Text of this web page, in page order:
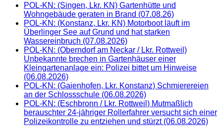
POL-KN: (Singen, Lkr. KN) Gartenhütte und
Wohngebäude geraten in Brand (07.08.26)
POL-KN: (Konstanz, Lkr. KN) Motorboot läuft im
Überlinger See auf Grund und hat starken
Wassereinbruch (07.08.2026)
POL-KN: (Oberndorf am Neckar / Lkr. Rottweil)
Unbekannte brechen in Gartenhäuser einer
Kleingartenanlage ein: Polizei bittet um Hinweise
(06.08.2026)
POL-KN: (Gaienhofen, Lkr. Konstanz) Schmierereien
an der Schlossschule (06.08.2026)
POL-KN: (Eschbronn / Lkr. Rottweil) Mutmaßlich
berauschter 24-jähriger Rollerfahrer versucht sich einer
Polizeikontrolle zu entziehen und stürzt (06.08.2026)